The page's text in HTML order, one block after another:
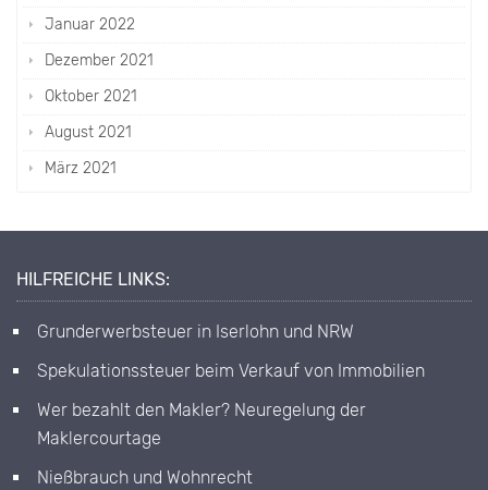
Januar 2022
Dezember 2021
Oktober 2021
August 2021
März 2021
HILFREICHE LINKS:
Grunderwerbsteuer in Iserlohn und NRW
Spekulationssteuer beim Verkauf von Immobilien
Wer bezahlt den Makler? Neuregelung der
Maklercourtage
Nießbrauch und Wohnrecht